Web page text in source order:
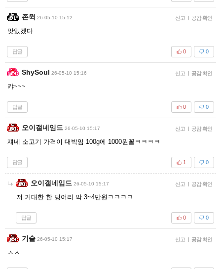
존윅 26-05-10 15:12 신고 | 공감 확인
맛있겠다
답글 0
0
ShySoul 26-05-10 15:16 신고 | 공감 확인
캬~~~
답글 0
0
오이갤네임드 26-05-10 15:17 신고 | 공감 확인
쟤네 소고기 가격이 대박임 100g에 1000원꼴ㅋㅋㅋㅋ
답글 0
1
오이갤네임드 26-05-10 15:17 신고 | 공감 확인
저 거대한 한 덩어리 막 3~4만원ㅋㅋㅋㅋ
답글 0
0
기술 26-05-10 15:17 신고 | 공감 확인
ㅅㅅ